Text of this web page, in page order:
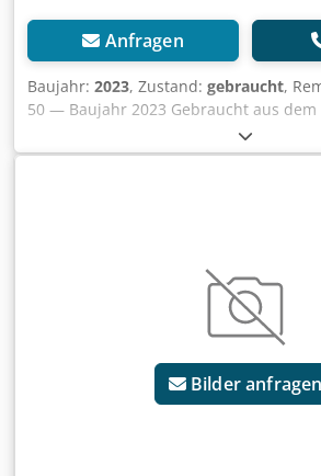
Anfragen
Baujahr: 2023, Zustand: gebraucht,
50 — Baujahr 2023 Gebraucht aus
Mietpark der Kurt König Baumaschinen
Zustand & Hinweise: - Zustand:
Vermietung, regelmäßig gewartet -
37574 Einbeck nach Vereinbarung
zzgl. MwSt. | EXW Einbeck | Lieferung
Bilder anfragen